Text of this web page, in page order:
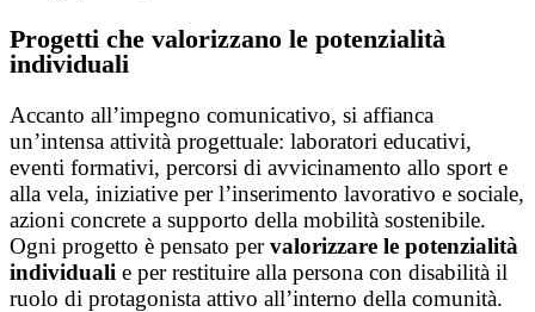
Progetti che valorizzano le potenzialità
individuali
Accanto all’impegno comunicativo, si affianca
un’intensa attività progettuale: laboratori educativi,
eventi formativi, percorsi di avvicinamento allo sport e
alla vela, iniziative per l’inserimento lavorativo e sociale,
azioni concrete a supporto della mobilità sostenibile.
Ogni progetto è pensato pervalorizzare le potenzialità
individuali e per restituire alla persona con disabilità il
ruolo di protagonista attivo all’interno della comunità.